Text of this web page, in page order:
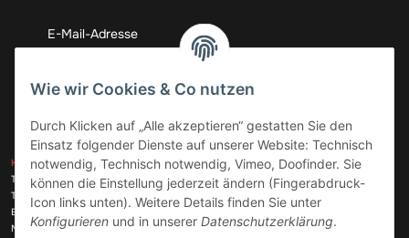
Abonnieren
KONTAKT
Telefon:+49 (0)6074 816 08 0
Telefax:
+49 (0)6074 215 08 60
E-Mail:
info@meinhausgeraetedoc.de
Max Planck Str. 6 c, 63322 Rödermark
ZAHLUNGSARTEN
VERSANDARTEN
Wie wir Cookies & Co nutzen
Durch Klicken auf „Alle akzeptieren“ gestatten Sie den
Einsatz folgender Dienste auf unserer Website: Technisch
notwendig, Technisch notwendig, Vimeo, Doofinder. Sie
können die Einstellung jederzeit ändern (Fingerabdruck-
Icon links unten). Weitere Details finden Sie unter
Konfigurieren und in unserer Datenschutzerklärung.